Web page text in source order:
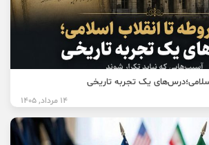
یک تجربه تاریخی
14 مرداد, 1405